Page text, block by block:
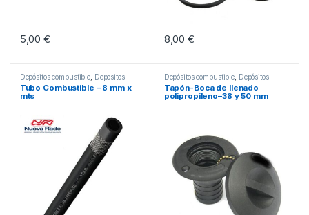
5,00€ 8,00€
Este producto tiene múltiples
Depósitos combustible Depositos
Combustible
Tubo Combustible – 8 mm x
mts
Depósitos combustible Depósitos
Combustible Fijos
Tapón-Boca de llenado
polipropileno–38 y 50 mm